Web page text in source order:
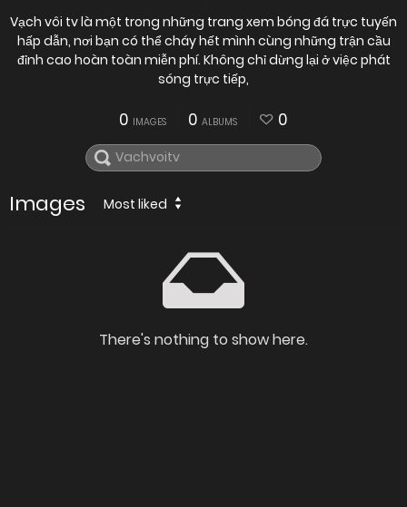
Vạch vôi tv là một trong những trang xem bóng đá trực tuyến
hấp dẫn, nơi bạn có thể cháy hết mình cùng những trận cầu
đỉnh cao hoàn toàn miễn phí. Không chỉ dừng lại ở việc phát
sóng trực tiếp,
0 IMAGES 0 ALBUMS 0
Images Most liked
There's nothing to show here.